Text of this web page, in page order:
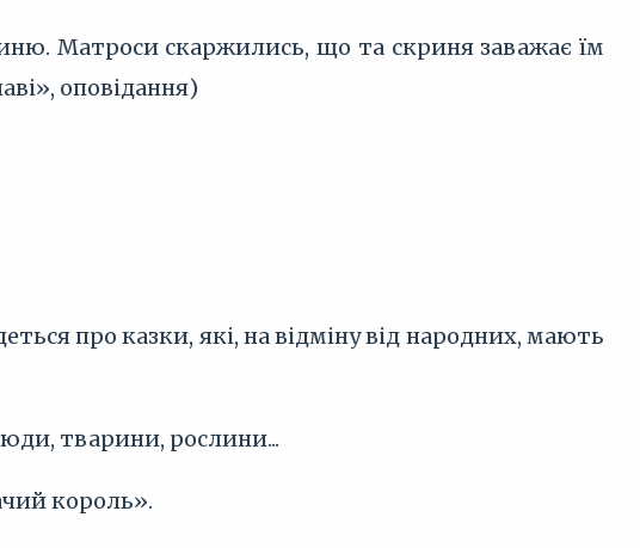
Матроси скаржились, що та скриня заважає їм
оповідання)
про казки, які, на відміну від народних, мають
тварини, рослини...
король».